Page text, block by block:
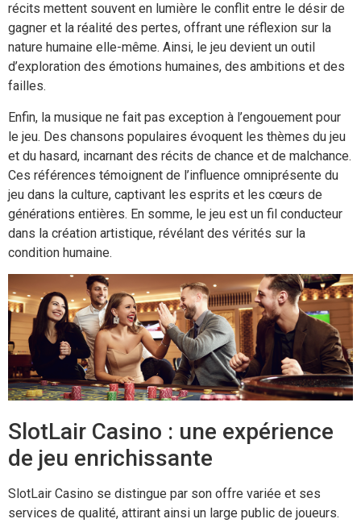
récits mettent souvent en lumière le conflit entre le désir de
gagner et la réalité des pertes, offrant une réflexion sur la
nature humaine elle-même. Ainsi, le jeu devient un outil
d’exploration des émotions humaines, des ambitions et des
failles.
Enfin, la musique ne fait pas exception à l’engouement pour
le jeu. Des chansons populaires évoquent les thèmes du jeu
et du hasard, incarnant des récits de chance et de malchance.
Ces références témoignent de l’influence omniprésente du
jeu dans la culture, captivant les esprits et les cœurs de
générations entières. En somme, le jeu est un fil conducteur
dans la création artistique, révélant des vérités sur la
condition humaine.
SlotLair Casino : une expérience
de jeu enrichissante
SlotLair Casino se distingue par son offre variée et ses
services de qualité, attirant ainsi un large public de joueurs.